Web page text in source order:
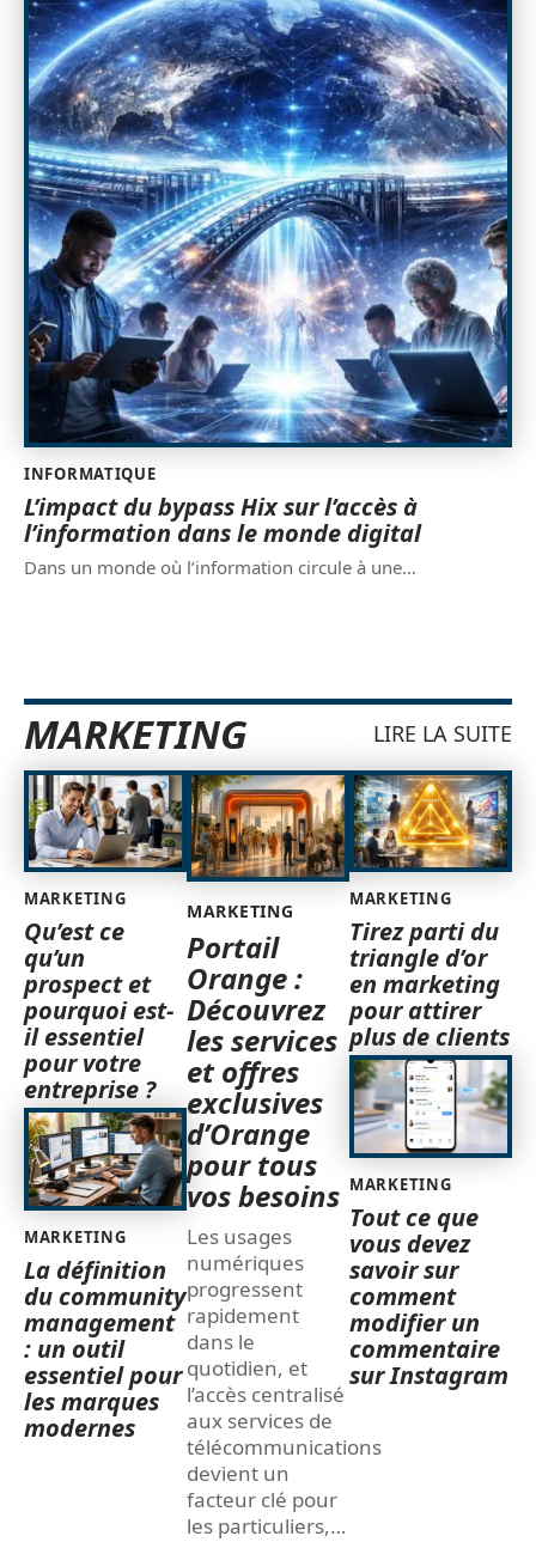
INFORMATIQUE
L’impact du bypass Hix sur l’accès à
l’information dans le monde digital
Dans un monde où l’information circule à une…
MARKETING LIRE LA SUITE
MARKETING
Qu’est ce
qu’un
prospect et
pourquoi est-
il essentiel
pour votre
entreprise ?
MARKETING
La définition
du community
management
: un outil
essentiel pour
les marques
modernes
MARKETING
Portail
Orange :
Découvrez
les services
et offres
exclusives
d’Orange
pour tous
vos besoins
Les usages
numériques
progressent
rapidement
dans le
quotidien, et
l’accès centralisé
aux services de
télécommunications
devient un
facteur clé pour
les particuliers,…
MARKETING
Tirez parti du
triangle d’or
en marketing
pour attirer
plus de clients
MARKETING
Tout ce que
vous devez
savoir sur
comment
modifier un
commentaire
sur Instagram